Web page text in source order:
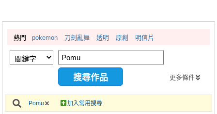
繪圖藝廊
交流中心
攤位轉讓區
會員中心
註冊會員
熱門 pokemon 刀劍亂舞 透明 原創 明信片
更多條件
Pomu 加入常用搜尋